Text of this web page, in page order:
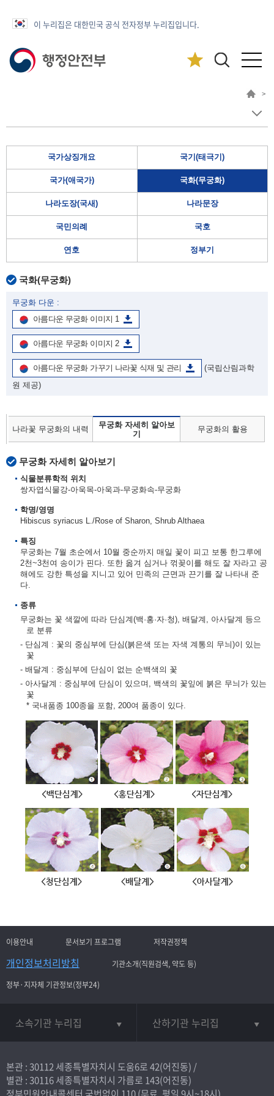
이 누리집은 대한민국 공식 전자정부 누리집입니다.
>
국가상징개요 국기(태극기)
국가(애국가) 국화(무궁화)
나라도장(국새) 나라문장
국민의례 국호
연호 정부기
국화(무궁화)
무궁화 다운 :
아름다운 무궁화 이미지 1
아름다운 무궁화 이미지 2
아름다운 무궁화 가꾸기 나라꽃 식재 및 관리
(국립산림과학
원 제공)
나라꽃 무궁화의 내력
무궁화 자세히 알아보
기
무궁화의 활용
무궁화 자세히 알아보기
식물분류학적 위치
쌍자엽식물강-아욱목-아욱과-무궁화속-무궁화
학명/영명
Hibiscus syriacus L./Rose of Sharon, Shrub Althaea
특징
무궁화는 7월 초순에서 10월 중순까지 매일 꽃이 피고 보통 한그루에
2천~3천여 송이가 핀다. 또한 옮겨 심거나 꺾꽂이를 해도 잘 자라고 공
해에도 강한 특성을 지니고 있어 민족의 근면과 끈기를 잘 나타내 준
다.
종류
무궁화는 꽃 색깔에 따라 단심계(백·홍·자·청), 배달계, 아사달계 등으
로 분류
- 단심계 : 꽃의 중심부에 단심(붉은색 또는 자색 계통의 무늬)이 있는
꽃
- 배달계 : 중심부에 단심이 없는 순백색의 꽃
- 아사달계 : 중심부에 단심이 있으며, 백색의 꽃잎에 붉은 무늬가 있는
꽃
* 국내품종 100종을 포함, 200여 품종이 있다.
이용안내 문서보기 프로그램 저작권정책
개인정보처리방침
기관소개(직원검색, 약도 등)
정부·지자체 기관정보(정부24)
소속기관 누리집 산하기관 누리집
본관 : 30112 세종특별자치시 도움6로 42(어진동) /
별관 : 30116 세종특별자치시 가름로 143(어진동)